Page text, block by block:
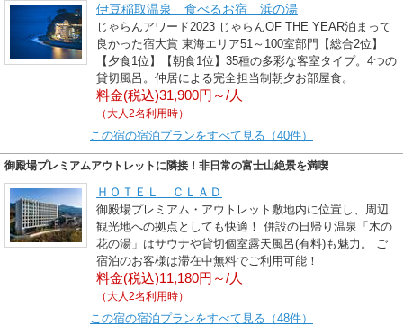
伊豆稲取温泉 食べるお宿 浜の湯
じゃらんアワード2023 じゃらんOF THE YEAR泊まって
良かった宿大賞 東海エリア51～100室部門【総合2位】
【夕食1位】【朝食1位】35種の多彩な客室タイプ。4つの
貸切風呂。仲居による完全担当制朝夕お部屋食。
料金(税込)31,900円～/人
（大人2名利用時）
この宿の宿泊プランをすべて見る（40件）
御殿場プレミアムアウトレットに隣接！非日常の富士山絶景を満喫
ＨＯＴＥＬ ＣＬＡＤ
御殿場プレミアム・アウトレット敷地内に位置し、周辺
観光地への拠点としても快適！ 併設の日帰り温泉「木の
花の湯」はサウナや貸切個室露天風呂(有料)も魅力。 ご
宿泊のお客様は滞在中無料でご利用可能！
料金(税込)11,180円～/人
（大人2名利用時）
この宿の宿泊プランをすべて見る（48件）